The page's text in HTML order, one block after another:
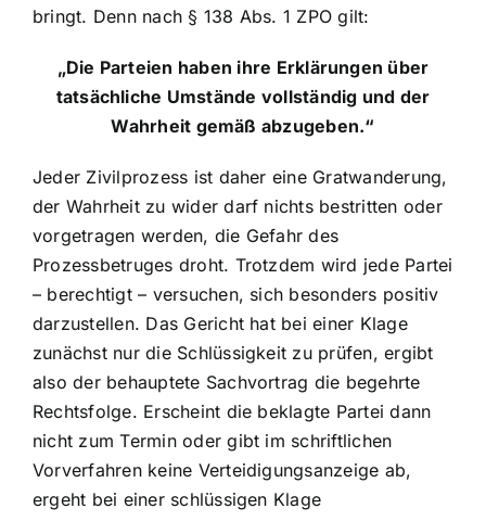
bringt. Denn nach § 138 Abs. 1 ZPO gilt:
„Die Parteien haben ihre Erklärungen über
tatsächliche Umstände vollständig und der
Wahrheit gemäß abzugeben.“
Jeder Zivilprozess ist daher eine Gratwanderung,
der Wahrheit zu wider darf nichts bestritten oder
vorgetragen werden, die Gefahr des
Prozessbetruges droht. Trotzdem wird jede Partei
– berechtigt – versuchen, sich besonders positiv
darzustellen. Das Gericht hat bei einer Klage
zunächst nur die Schlüssigkeit zu prüfen, ergibt
also der behauptete Sachvortrag die begehrte
Rechtsfolge. Erscheint die beklagte Partei dann
nicht zum Termin oder gibt im schriftlichen
Vorverfahren keine Verteidigungsanzeige ab,
ergeht bei einer schlüssigen Klage